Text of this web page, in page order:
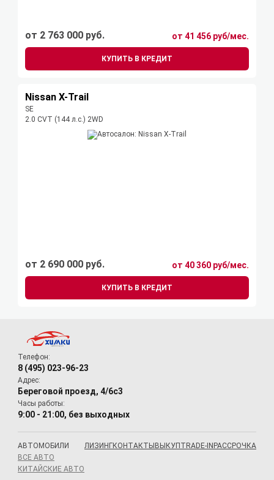
от 2 763 000 руб. от 41 456 руб/мес.
КУПИТЬ В КРЕДИТ
Nissan X-Trail
SE
2.0 CVT (144 л.с.) 2WD
от 2 690 000 руб. от 40 360 руб/мес.
КУПИТЬ В КРЕДИТ
Телефон:
8 (495) 023-96-23
Адрес:
Береговой проезд, 4/6с3
Часы работы:
9:00 - 21:00, без выходных
АВТОМОБИЛИ
ВСЕ АВТО
КИТАЙСКИЕ АВТО
ЛИЗИНГКОНТАКТЫ ВЫКУП TRADE-IN РАССРОЧКА